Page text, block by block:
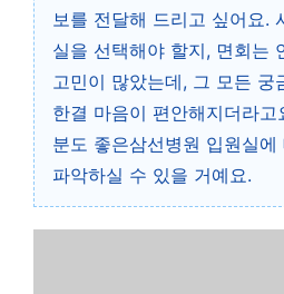
보를 전달해 드리고 싶어요.
실을 선택해야 할지, 면회는
고민이 많았는데, 그 모든 궁
한결 마음이 편안해지더라
분도 좋은삼선병원 입원실
파악하실 수 있을 거예요.